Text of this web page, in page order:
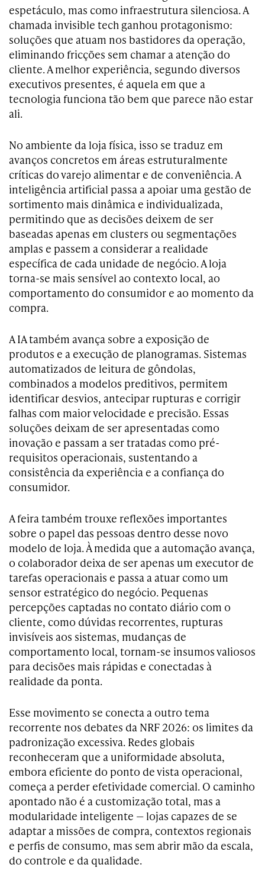
espetáculo, mas como infraestrutura silenciosa. A
chamada invisible tech ganhou protagonismo:
soluções que atuam nos bastidores da operação,
eliminando fricções sem chamar a atenção do
cliente. A melhor experiência, segundo diversos
executivos presentes, é aquela em que a
tecnologia funciona tão bem que parece não estar
ali.
No ambiente da loja física, isso se traduz em
avanços concretos em áreas estruturalmente
críticas do varejo alimentar e de conveniência. A
inteligência artificial passa a apoiar uma gestão de
sortimento mais dinâmica e individualizada,
permitindo que as decisões deixem de ser
baseadas apenas em clusters ou segmentações
amplas e passem a considerar a realidade
específica de cada unidade de negócio. A loja
torna-se mais sensível ao contexto local, ao
comportamento do consumidor e ao momento da
compra.
A IA também avança sobre a exposição de
produtos e a execução de planogramas. Sistemas
automatizados de leitura de gôndolas,
combinados a modelos preditivos, permitem
identificar desvios, antecipar rupturas e corrigir
falhas com maior velocidade e precisão. Essas
soluções deixam de ser apresentadas como
inovação e passam a ser tratadas como pré-
requisitos operacionais, sustentando a
consistência da experiência e a confiança do
consumidor.
A feira também trouxe reflexões importantes
sobre o papel das pessoas dentro desse novo
modelo de loja. À medida que a automação avança,
o colaborador deixa de ser apenas um executor de
tarefas operacionais e passa a atuar como um
sensor estratégico do negócio. Pequenas
percepções captadas no contato diário com o
cliente, como dúvidas recorrentes, rupturas
invisíveis aos sistemas, mudanças de
comportamento local, tornam-se insumos valiosos
para decisões mais rápidas e conectadas à
realidade da ponta.
Esse movimento se conecta a outro tema
recorrente nos debates da NRF 2026: os limites da
padronização excessiva. Redes globais
reconheceram que a uniformidade absoluta,
embora eficiente do ponto de vista operacional,
começa a perder efetividade comercial. O caminho
apontado não é a customização total, mas a
modularidade inteligente — lojas capazes de se
adaptar a missões de compra, contextos regionais
e perfis de consumo, mas sem abrir mão da escala,
do controle e da qualidade.